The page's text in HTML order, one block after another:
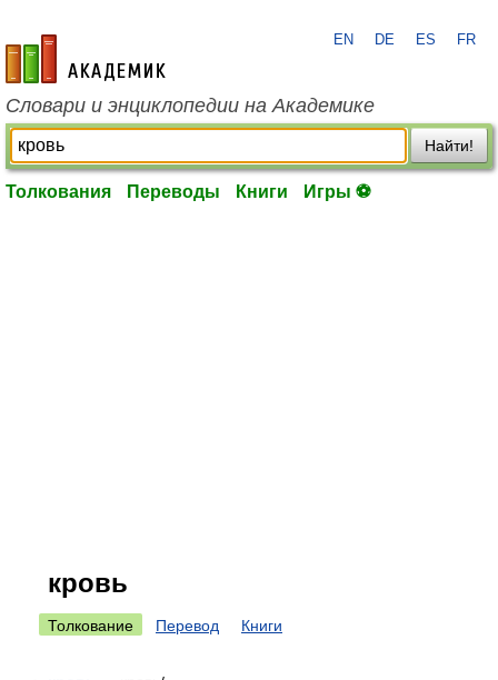
academic.ru
EN DE ES FR
Словари и энциклопедии на Академике
Найти!
Толкования Переводы Книги Игры ⚽
кровь
Толкование Перевод Книги